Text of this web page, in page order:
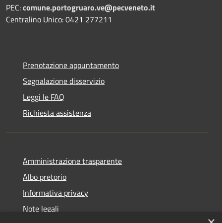
PEC:comune.portogruaro.ve@pecveneto.it
Centralino Unico: 0421 277211
Prenotazione appuntamento
Segnalazione disservizio
Leggi le FAQ
Richiesta assistenza
Amministrazione trasparente
Albo pretorio
Informativa privacy
Note legali